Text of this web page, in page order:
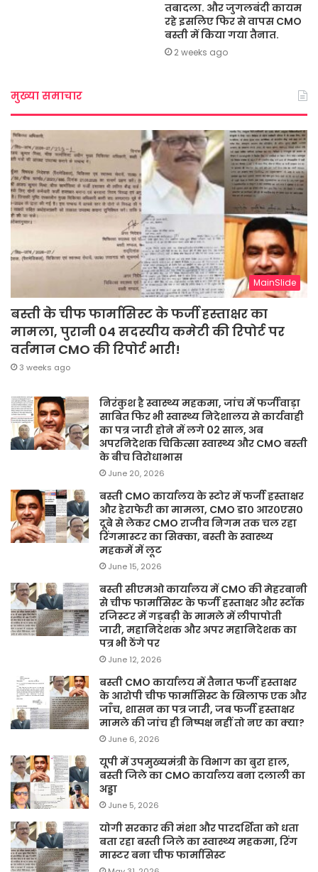
तबादला. और जुगलबंदी कायम
रहे इसलिए फिर से वापस CMO
बस्ती में किया गया तैनात.
2 weeks ago
मुख्या समाचार
MainSlide
बस्ती के चीफ फार्मासिस्ट के फर्जी हस्ताक्षर का
मामला, पुरानी 04 सदस्यीय कमेटी की रिपोर्ट पर
वर्तमान CMO की रिपोर्ट भारी!
3 weeks ago
निरंकुश है स्वास्थ्य महकमा, जांच में फर्जीवाड़ा
साबित फिर भी स्वास्थ्य निदेशालय से कार्यवाही
का पत्र जारी होने में लगे 02 साल, अब
अपरनिदेशक चिकित्सा स्वास्थ्य और CMO बस्ती
के बीच विरोधाभास
June 20, 2026
बस्ती CMO कार्यालय के स्टोर में फर्जी हस्ताक्षर
और हेराफेरी का मामला, CMO डा० आर०एस०
दूबे से लेकर CMO राजीव निगम तक चल रहा
रिंगमास्टर का सिक्का, बस्ती के स्वास्थ्य
महकमें में लूट
June 15, 2026
बस्ती सीएमओ कार्यालय में CMO की मेहरबानी
से चीफ फार्मासिस्ट के फर्जी हस्ताक्षर और स्टॉक
रजिस्टर में गड़बड़ी के मामले में लीपापोती
जारी, महानिदेशक और अपर महानिदेशक का
पत्र भी ठेंगे पर
June 12, 2026
बस्ती CMO कार्यालय में तैनात फर्जी हस्ताक्षर
के आरोपी चीफ फार्मासिस्ट के खिलाफ एक और
जाँच, शासन का पत्र जारी, जब फर्जी हस्ताक्षर
मामले की जांच ही निष्पक्ष नहीं तो नए का क्या?
June 6, 2026
यूपी में उपमुख्यमंत्री के विभाग का बुरा हाल,
बस्ती जिले का CMO कार्यालय बना दलाली का
अड्डा
June 5, 2026
योगी सरकार की मंशा और पारदर्शिता को धता
बता रहा बस्ती जिले का स्वास्थ्य महकमा, रिंग
मास्टर बना चीफ फार्मासिस्ट